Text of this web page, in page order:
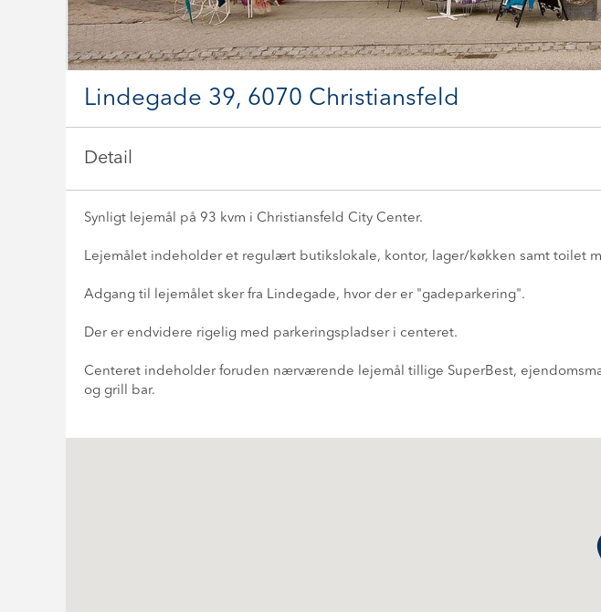
Lindegade 39, 6070 Christiansfeld
Detail
Synligt lejemål på 93 kvm i Christiansfeld City Center.
Lejemålet indeholder et regulært butikslokale, kontor, lager/køkken samt toilet
Adgang til lejemålet sker fra Lindegade, hvor der er "gadeparkering".
Der er endvidere rigelig med parkeringspladser i centeret.
Centeret indeholder foruden nærværende lejemål tillige SuperBest,
og grill bar.